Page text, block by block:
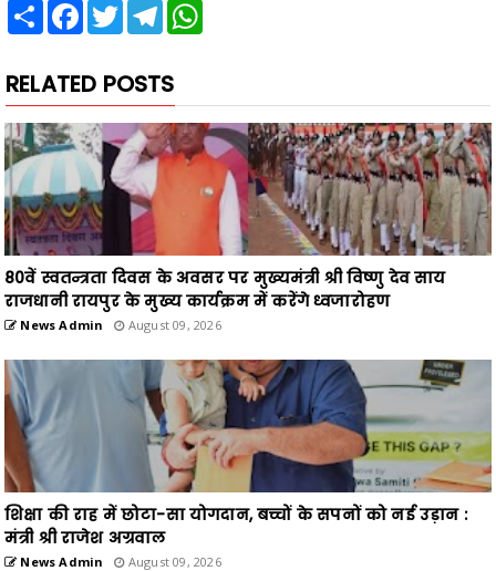
Share Facebook
TwitterTelegram
RELATED POSTS
80वें स्वतन्त्रता दिवस के अवसर पर मुख्यमंत्री श्री विष्णु देव साय
राजधानी रायपुर के मुख्य कार्यक्रम में करेंगे ध्वजारोहण
News Admin August 09, 2026
शिक्षा की राह में छोटा-सा योगदान, बच्चों के सपनों को नई उड़ान :
मंत्री श्री राजेश अग्रवाल
News Admin August 09, 2026